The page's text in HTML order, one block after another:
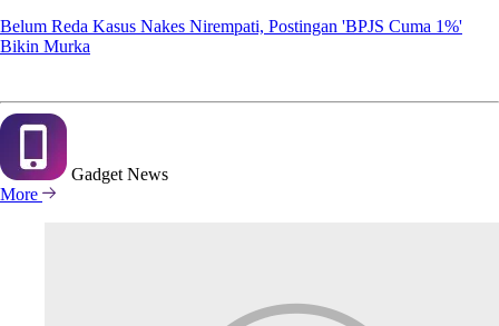
Belum Reda Kasus Nakes Nirempati, Postingan 'BPJS Cuma 1%'
Bikin Murka
Gadget News
More